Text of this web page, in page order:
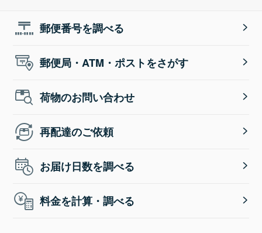
郵便番号を調べる
郵便局・ATM・ポストをさがす
荷物のお問い合わせ
再配達のご依頼
お届け日数を調べる
料金を計算・調べる